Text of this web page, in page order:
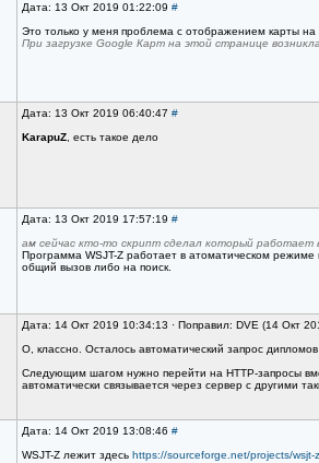
Дата: 13 Окт 2019 01:22:09 #
Это только у меня проблема с отображением карты
При загрузке Google Карт на этой странице
Дата: 13 Окт 2019 06:40:47 #
KarapuZ , есть такое дело
Дата: 13 Окт 2019 17:57:19 #
ам сейчас кто-то скрипт сделал который
Программа WSJT-Z работает в атоматическом
общий вызов либо на поиск.
Дата: 14 Окт 2019 10:34:13 · Поправил: DVE (14 Окт
О, классно. Осталось автоматический запрос
Следующим шагом нужно перейти на HTTP-запросы
автоматически связывается через сервер с другими
Дата: 14 Окт 2019 13:08:46 #
WSJT-Z лежит здесь https://sourceforge.net/projects/wsjt-